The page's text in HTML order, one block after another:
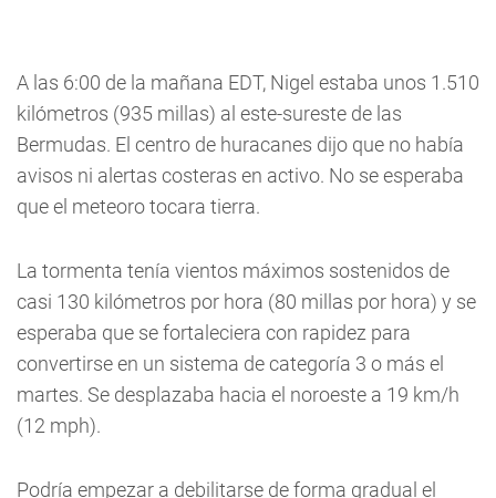
A las 6:00 de la mañana EDT, Nigel estaba unos 1.510
kilómetros (935 millas) al este-sureste de las
Bermudas. El centro de huracanes dijo que no había
avisos ni alertas costeras en activo. No se esperaba
que el meteoro tocara tierra.
La tormenta tenía vientos máximos sostenidos de
casi 130 kilómetros por hora (80 millas por hora) y se
esperaba que se fortaleciera con rapidez para
convertirse en un sistema de categoría 3 o más el
martes. Se desplazaba hacia el noroeste a 19 km/h
(12 mph).
Podría empezar a debilitarse de forma gradual el